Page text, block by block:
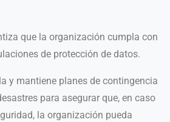
que la organización cumpla con
de protección de datos.
y mantiene planes de contingencia
para asegurar que, en caso
la organización pueda